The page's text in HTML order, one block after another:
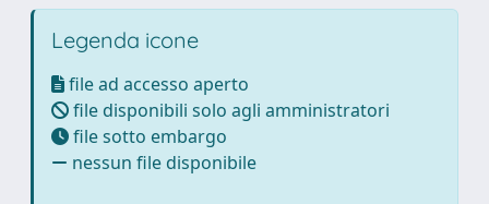
Legenda icone
file ad accesso aperto
file disponibili solo agli amministratori
file sotto embargo
nessun file disponibile